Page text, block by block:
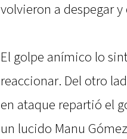
volvieron a despegar
El golpe anímico lo
reaccionar. Del otro
en ataque repartió el
un lucido Manu